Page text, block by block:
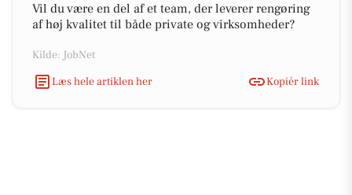
Vil du være en del af et team, der leverer rengøring
af høj kvalitet til både private og virksomheder?
Kilde: JobNet
Læs hele artiklen her
Kopiér link